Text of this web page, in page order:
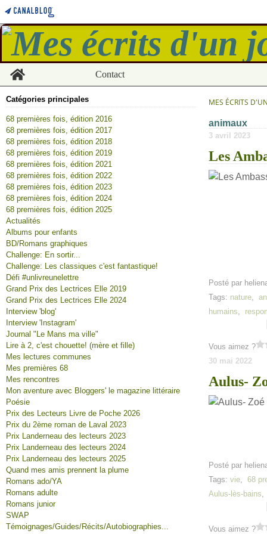
Home
Contact
Catégories principales
68 premières fois, édition 2016
68 premières fois, édition 2017
68 premières fois, édition 2018
68 premières fois, édition 2019
68 premières fois, édition 2021
68 premières fois, édition 2022
68 premières fois, édition 2023
68 premières fois, édition 2024
68 premières fois, édition 2025
Actualités
Albums pour enfants
BD/Romans graphiques
Challenge: En sortir...
Challenge: Les classiques c'est fantastique!
Défi #unlivreunelettre
Grand Prix des Lectrices Elle 2019
Grand Prix des Lectrices Elle 2024
Interview 'blog'
Interview 'Instagram'
Journal "Le Mans ma ville"
Lire à 2, c'est chouette! (mère et fille)
Mes lectures communes
Mes premières 68
Mes rencontres
Mon aventure avec Bloggers' le magazine littéraire
Poésie
Prix des Lecteurs Livre de Poche 2026
Prix du 2ème roman de Laval 2023
Prix Landerneau des lecteurs 2023
Prix Landerneau des lecteurs 2024
Prix Landerneau des lecteurs 2025
Quand mes amis prennent la plume
Romans ado/YA
Romans adulte
Romans junior
SWAP
Témoignages/Guides/Récits/Autobiographies...
MES ÉCRITS
animaux
3 avril 2023
Les
Posté par
Tags: nature,
humains,
Vous aimez ?
30 mai 2022
Aulus-
Posté par
Tags: vie, 68
Aulus-lès-bains,
Vous aimez ?